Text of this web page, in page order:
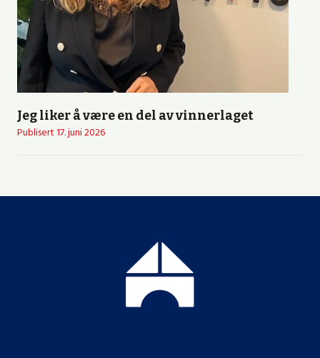
Jeg liker å være en del av vinnerlaget
Publisert17. juni 2026